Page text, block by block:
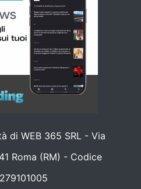
di WEB 365 SRL - Via
Roma (RM) - Codice